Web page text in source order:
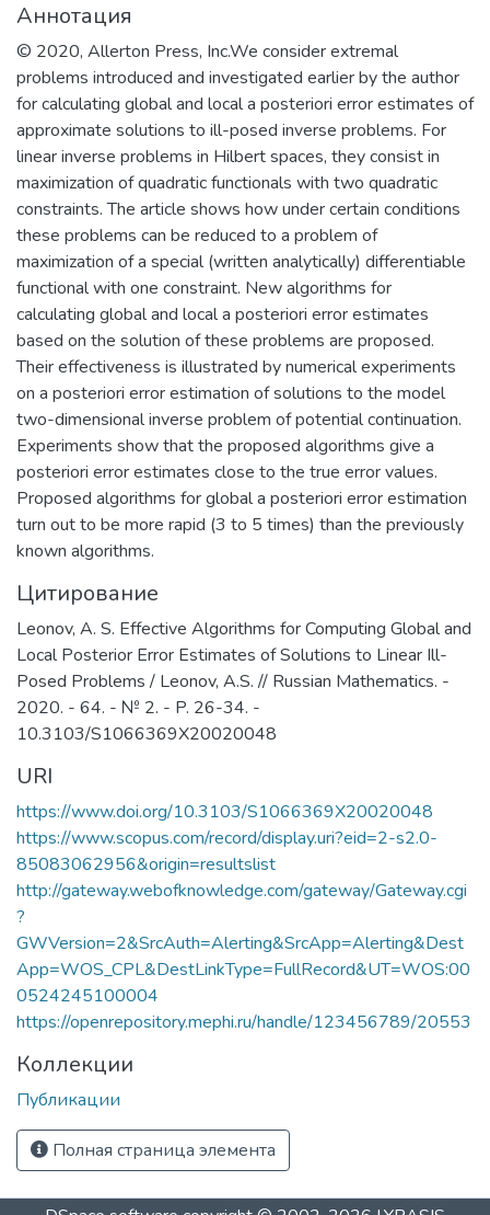
удовлетворение потребностей
обучающихся в интеллектуальном,
культурном, нравственном развитии и
приобретении ими профессиональных
знаний; формирование у студентов
мотивации и умения учиться;
профессиональная ориентация
школьников и студентов в избранной
области знаний, формирование
способностей и навыков
профессионального самоопределения
и профессионального саморазвития.
Основными целями и задачами
Института являются:
обеспечение высококачественной
(фундаментальной) базовой
подготовки студентов бакалавриата и
специалитета; поддержка и развитие у
студентов стремления к осознанному
продолжению обучения в институтах
Университета; обеспечение
преемственности образовательных
программ общего среднего и высшего
образования; обеспечение высокого
качества довузовской подготовки
учащихся Предуниверситария и школ-
дополнительного образования;
учебно-методическое руководство
общеобразовательными кафедрами
Института, осуществляющими
по социо-гуманитарным,
общепрофессиональным и
естественнонаучным дисциплинам,
обеспечение единства требований к
Аннотация
© 2020, Allerton Press, Inc.We consider extremal
problems introduced and investigated earlier by the author
for calculating global and local a posteriori error estimates of
approximate solutions to ill-posed inverse problems. For
linear inverse problems in Hilbert spaces, they consist in
maximization of quadratic functionals with two quadratic
constraints. The article shows how under certain conditions
these problems can be reduced to a problem of
maximization of a special (written analytically) differentiable
functional with one constraint. New algorithms for
calculating global and local a posteriori error estimates
based on the solution of these problems are proposed.
Their effectiveness is illustrated by numerical experiments
on a posteriori error estimation of solutions to the model
two-dimensional inverse problem of potential continuation.
Experiments show that the proposed algorithms give a
posteriori error estimates close to the true error values.
Proposed algorithms for global a posteriori error estimation
turn out to be more rapid (3 to 5 times) than the previously
known algorithms.
Цитирование
Leonov, A. S. Effective Algorithms for Computing Global and
Local Posterior Error Estimates of Solutions to Linear Ill-
Posed Problems / Leonov, A.S. // Russian Mathematics. -
2020. - 64. - № 2. - P. 26-34. -
10.3103/S1066369X20020048
URI
https://www.doi.org/10.3103/S1066369X20020048
https://www.scopus.com/record/display.uri?eid=2-s2.0-
85083062956&origin=resultslist
http://gateway.webofknowledge.com/gateway/Gateway.cgi
?
GWVersion=2&SrcAuth=Alerting&SrcApp=Alerting&Dest
App=WOS_CPL&DestLinkType=FullRecord&UT=WOS:00
0524245100004
https://openrepository.mephi.ru/handle/123456789/20553
Коллекции
Публикации
Полная страница элемента